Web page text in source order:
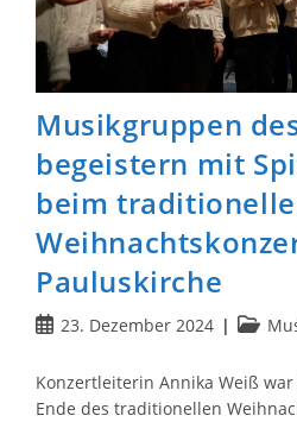
Musikgruppen
begeistern mit
beim
Pauluskirche
Beitrag
23. Dezember 2024
Konzertleiterin Annika Weiß
Ende des traditionellen